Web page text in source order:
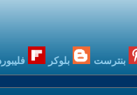
بنترست بلوكر